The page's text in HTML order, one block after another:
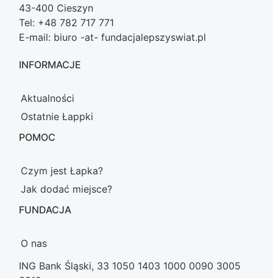
43-400 Cieszyn
Tel: +48 782 717 771
E-mail: biuro -at- fundacjalepszyswiat.pl
INFORMACJE
Aktualności
Ostatnie Łappki
POMOC
Czym jest Łapka?
Jak dodać miejsce?
FUNDACJA
O nas
ING Bank Śląski, 33 1050 1403 1000 0090 3005